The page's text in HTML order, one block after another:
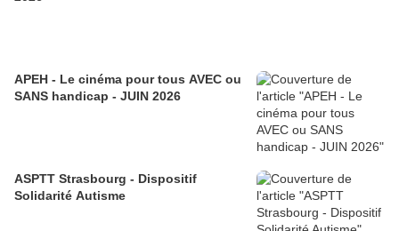
APEH - Le cinéma pour tous AVEC ou
SANS handicap - JUIN 2026
ASPTT Strasbourg - Dispositif
Solidarité Autisme